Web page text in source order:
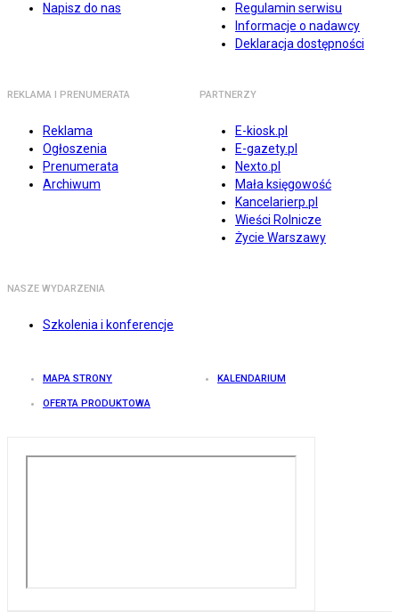
Napisz do nas
Regulamin serwisu
Informacje o nadawcy
Deklaracja dostępności
REKLAMA I PRENUMERATA
Reklama
Ogłoszenia
Prenumerata
Archiwum
PARTNERZY
E-kiosk.pl
E-gazety.pl
Nexto.pl
Mała księgowość
Kancelarierp.pl
Wieści Rolnicze
Życie Warszawy
NASZE WYDARZENIA
Szkolenia i konferencje
MAPA STRONY KALENDARIUM
OFERTA PRODUKTOWA